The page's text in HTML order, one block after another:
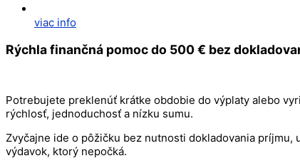
viac info
Rýchla finančná pomoc do 500 € bez
Potrebujete preklenúť krátke obdobie do výplaty alebo
rýchlosť, jednoduchosť a nízku sumu.
Zvyčajne ide o pôžičku bez nutnosti dokladovania
výdavok, ktorý nepočká.